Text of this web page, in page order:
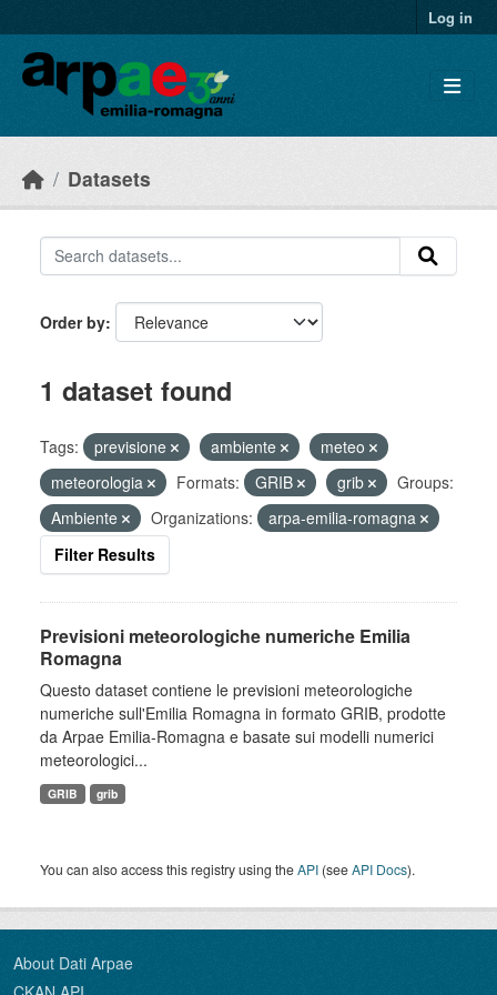
Log in
Datasets
Order by
1 dataset found
Tags: previsione ambiente
meteo
meteorologia
Formats: GRIB grib
Groups:
Ambiente
Organizations:
arpa-emilia-romagna
Filter Results
Previsioni meteorologiche numeriche Emilia
Romagna
Questo dataset contiene le previsioni meteorologiche
numeriche sull'Emilia Romagna in formato GRIB, prodotte
da Arpae Emilia-Romagna e basate sui modelli numerici
meteorologici...
GRIB grib
You can also access this registry using theAPI (seeAPI Docs).
About Dati Arpae